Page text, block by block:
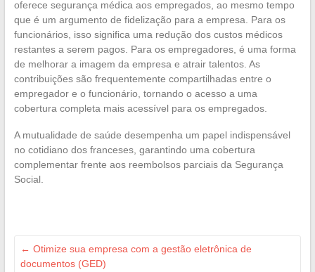
oferece segurança médica aos empregados, ao mesmo tempo
que é um argumento de fidelização para a empresa. Para os
funcionários, isso significa uma redução dos custos médicos
restantes a serem pagos. Para os empregadores, é uma forma
de melhorar a imagem da empresa e atrair talentos. As
contribuições são frequentemente compartilhadas entre o
empregador e o funcionário, tornando o acesso a uma
cobertura completa mais acessível para os empregados.
A mutualidade de saúde desempenha um papel indispensável
no cotidiano dos franceses, garantindo uma cobertura
complementar frente aos reembolsos parciais da Segurança
Social.
← Otimize sua empresa com a gestão eletrônica de
documentos (GED)